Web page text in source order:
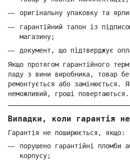
оригінальну упаковку та
гарантійний талон із
магазину;
документ, що підтверджує
Якщо протягом гарантійного
ладу з вини виробника, товар
ремонтується або замінюється.
неможливий, гроші повертаються.
Випадки, коли гарантія
Гарантія не поширюється, якщо:
порушено гарантійні пломби
корпусу;